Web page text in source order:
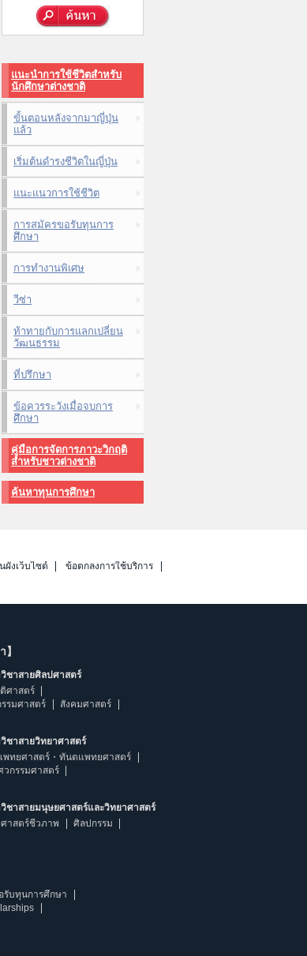
แนะนำการใช้ชีวิตสำหรับ
นักศึกษาต่างชาติ
ขั้นตอนหลังจากมาญี่ปุ่น
แล้ว
เริ่มต้นดำรงชีวิตในญี่ปุ่น
แนะแนวการใช้ชีวิต
การสมัครขอรับทุนการ
ศึกษา
การทำงานพิเศษ
วีซ่า
ท้าทายกับการแลกเปลี่ยน
วัฒนธรรม
ที่ปรึกษา
ข้อควรระวังเมื่อจบการ
ศึกษา
คู่มือการจัดการภาวะวิกฤติ
สำหรับชาวต่างชาติ
ค้นหาทุนการศึกษา
ผังเว็บไซต์
ข้อตกลงการใช้บริการ
ชาสายศิลปศาสตร์
ศาสตร์
รมศาสตร์
สังคมศาสตร์
ชาสายวิทยาศาสตร์
พทยศาสตร์・ทันตแพทยศาสตร์
วกรรมศาสตร์
ชาสายมนุษยศาสตร์และวิทยาศาสตร์
าสตร์ชีวภาพ
ศิลปกรรม
รับทุนการศึกษา